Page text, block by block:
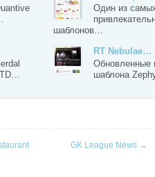
Один из
шаблонов…
RT Nebulae…
Обновленные
шаблона
GK League News →